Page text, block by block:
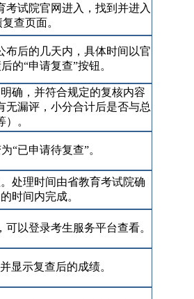
试院官网进入，找到并进入
查页面。
布后的几天内，具体时间以官
的“申请复查”按钮。
确，并符合规定的复核内容
无漏评，小分合计后是否与总
）。
“已申请待复查”。
处理时间由省教育考试院确
时间内完成。
以登录考生服务平台查看。
显示复查后的成绩。